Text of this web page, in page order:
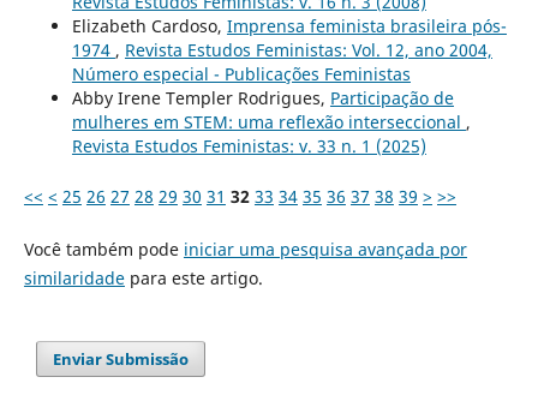
Elizabeth Cardoso, Imprensa feminista brasileira pós-
1974 , Revista Estudos Feministas: Vol. 12, ano 2004,
Número especial - Publicações Feministas
Abby Irene Templer Rodrigues, Participação de
mulheres em STEM: uma reflexão interseccional ,
Revista Estudos Feministas: v. 33 n. 1 (2025)
<< < 25 26 27 28 29 30 31 32 33 34 35 36 37 38 39 > >>
Você também pode iniciar uma pesquisa avançada por
similaridadepara este artigo.
Enviar Submissão